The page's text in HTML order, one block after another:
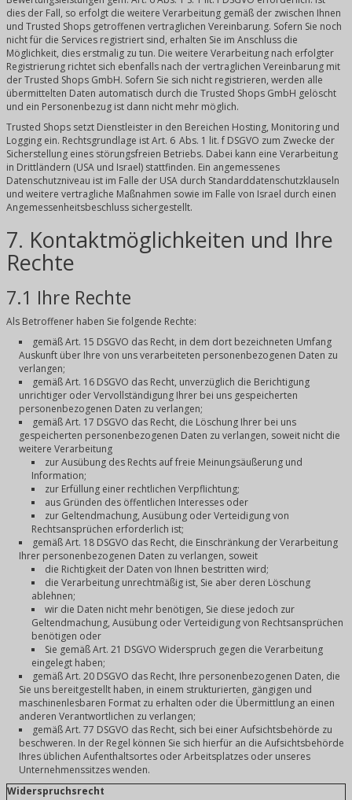
dies der Fall, so erfolgt die weitere Verarbeitung gemäß der zwischen Ihnen
und Trusted Shops getroffenen vertraglichen Vereinbarung. Sofern Sie noch
nicht für die Services registriert sind, erhalten Sie im Anschluss die
Möglichkeit, dies erstmalig zu tun. Die weitere Verarbeitung nach erfolgter
Registrierung richtet sich ebenfalls nach der vertraglichen Vereinbarung mit
der Trusted Shops GmbH. Sofern Sie sich nicht registrieren, werden alle
übermittelten Daten automatisch durch die Trusted Shops GmbH gelöscht
und ein Personenbezug ist dann nicht mehr möglich.
Trusted Shops setzt Dienstleister in den Bereichen Hosting, Monitoring und
Logging ein. Rechtsgrundlage ist Art. 6 Abs. 1 lit. f DSGVO zum Zwecke der
Sicherstellung eines störungsfreien Betriebs. Dabei kann eine Verarbeitung
in Drittländern (USA und Israel) stattfinden. Ein angemessenes
Datenschutzniveau ist im Falle der USA durch Standarddatenschutzklauseln
und weitere vertragliche Maßnahmen sowie im Falle von Israel durch einen
Angemessenheitsbeschluss sichergestellt.
7. Kontaktmöglichkeiten und Ihre
Rechte
7.1 Ihre Rechte
Als Betroffener haben Sie folgende Rechte:
gemäß Art. 15 DSGVO das Recht, in dem dort bezeichneten Umfang
Auskunft über Ihre von uns verarbeiteten personenbezogenen Daten zu
verlangen;
gemäß Art. 16 DSGVO das Recht, unverzüglich die Berichtigung
unrichtiger oder Vervollständigung Ihrer bei uns gespeicherten
personenbezogenen Daten zu verlangen;
gemäß Art. 17 DSGVO das Recht, die Löschung Ihrer bei uns
gespeicherten personenbezogenen Daten zu verlangen, soweit nicht die
weitere Verarbeitung
zur Ausübung des Rechts auf freie Meinungsäußerung und
Information;
zur Erfüllung einer rechtlichen Verpflichtung;
aus Gründen des öffentlichen Interesses oder
zur Geltendmachung, Ausübung oder Verteidigung von
Rechtsansprüchen erforderlich ist;
gemäß Art. 18 DSGVO das Recht, die Einschränkung der Verarbeitung
Ihrer personenbezogenen Daten zu verlangen, soweit
die Richtigkeit der Daten von Ihnen bestritten wird;
die Verarbeitung unrechtmäßig ist, Sie aber deren Löschung
ablehnen;
wir die Daten nicht mehr benötigen, Sie diese jedoch zur
Geltendmachung, Ausübung oder Verteidigung von Rechtsansprüchen
benötigen oder
Sie gemäß Art. 21 DSGVO Widerspruch gegen die Verarbeitung
eingelegt haben;
gemäß Art. 20 DSGVO das Recht, Ihre personenbezogenen Daten, die
Sie uns bereitgestellt haben, in einem strukturierten, gängigen und
maschinenlesbaren Format zu erhalten oder die Übermittlung an einen
anderen Verantwortlichen zu verlangen;
gemäß Art. 77 DSGVO das Recht, sich bei einer Aufsichtsbehörde zu
beschweren. In der Regel können Sie sich hierfür an die Aufsichtsbehörde
Ihres üblichen Aufenthaltsortes oder Arbeitsplatzes oder unseres
Unternehmenssitzes wenden.
Widerspruchsrecht